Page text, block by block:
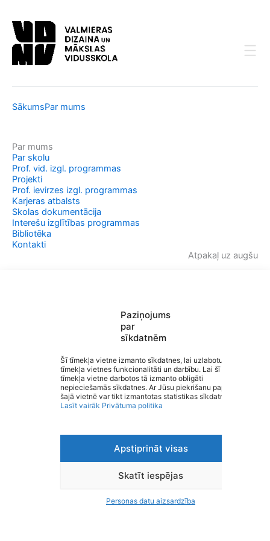
Paziņojums
par
sīkdatnēm
Šī tīmekļa vietne izmanto sīkdatnes, lai uzlabotu
tīmekļa vietnes funkcionalitāti un darbību. Lai šī
tīmekļa vietne darbotos tā izmanto obligāti
nepieciešamās sīkdatnes. Ar Jūsu piekrišanu papildus
šajā vietnē var tikt izmantotas statistikas sīkdatnes.
Lasīt vairāk Privātuma politika
Apstiprināt visas
Skatīt iespējas
Personas datu aizsardzība
content
SākumsPar mums
Par mums
Par skolu
Prof. vid. izgl. programmas
Projekti
Prof. ievirzes izgl. programmas
Karjeras atbalsts
Skolas dokumentācija
Interešu izglītības programmas
Bibliotēka
Kontakti
Atpakaļ uz augšu
Izvēlne
Ātrās saites
Sociālie tīkli
Privātuma politika
Personas datu aizsardzība